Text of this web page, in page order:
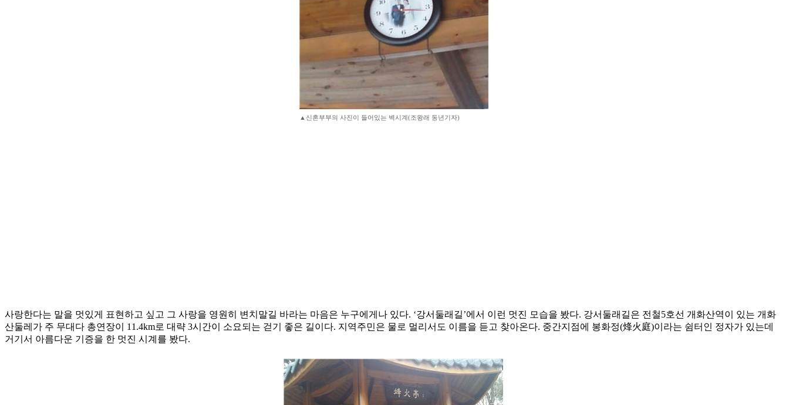
▲신혼부부의 사진이 들어있는 벽시계(조왕래 동년기자)
사랑한다는 말을 멋있게 표현하고 싶고 그 사랑을 영원히 변치말길 바라는 마음은 누구에게나 있다. ‘강서둘래길’에서 이런 멋진 모습을 봤다. 강서둘래길은 전철5호선 개화산역이 있는 개화
산둘레가 주 무대다 총연장이 11.4km로 대략 3시간이 소요되는 걷기 좋은 길이다. 지역주민은 물로 멀리서도 이름을 듣고 찾아온다. 중간지점에 봉화정(烽火庭)이라는 쉼터인 정자가 있는데
거기서 아름다운 기증을 한 멋진 시계를 봤다.